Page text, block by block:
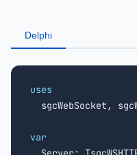
Delphi
uses
sgcWebSocket,
var